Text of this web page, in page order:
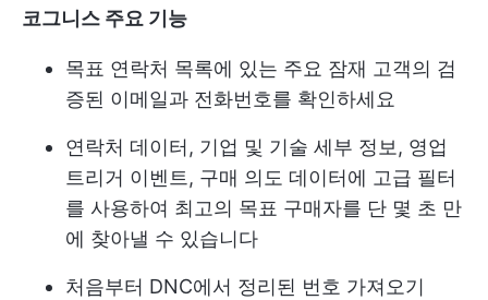
코그니스 주요 기능
목표 연락처 목록에 있는 주요 잠재 고객의 검
증된 이메일과 전화번호를 확인하세요
연락처 데이터, 기업 및 기술 세부 정보, 영업
트리거 이벤트, 구매 의도 데이터에 고급 필터
를 사용하여 최고의 목표 구매자를 단 몇 초 만
에 찾아낼 수 있습니다
처음부터 DNC에서 정리된 번호 가져오기